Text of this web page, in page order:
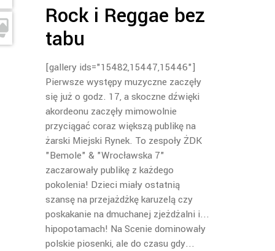
Rock i Reggae bez
tabu
[gallery ids="15482,15447,15446"]
Pierwsze występy muzyczne zaczęły
się już o godz. 17, a skoczne dźwięki
akordeonu zaczęły mimowolnie
przyciągać coraz większą publikę na
żarski Miejski Rynek. To zespoły ŻDK
"Bemole" & "Wrocławska 7"
zaczarowały publikę z każdego
pokolenia! Dzieci miały ostatnią
szansę na przejażdżkę karuzelą czy
poskakanie na dmuchanej zjeżdżalni i...
hipopotamach! Na Scenie dominowały
polskie piosenki, ale do czasu gdy...